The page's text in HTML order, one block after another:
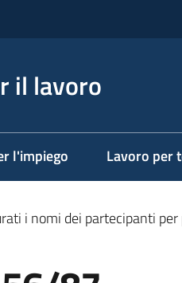
il lavoro
l'impiego Lavoro per
i nomi dei partecipanti